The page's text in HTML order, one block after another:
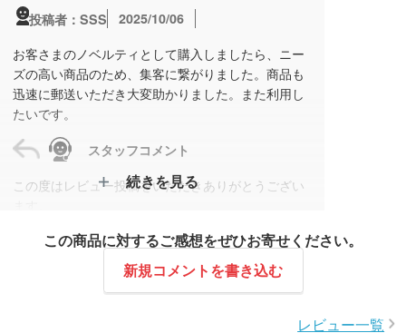
投稿者：SSS
2025/10/06
お客さまのノベルティとして購入しましたら、ニー
ズの高い商品のため、集客に繋がりました。商品も
迅速に郵送いただき大変助かりました。また利用し
たいです。
スタッフコメント
この度はレビュー投稿をいただきありがとうござい
が多くの方のニーズに合い、集客にもつながったと
のお声を伺い、大変嬉しく存じます。
今後とも安心してご利用いただけるよう丁寧な対応
続きを見る
この商品に対するご感想をぜひお寄せください。
新規コメントを書き込む
レビュー一覧